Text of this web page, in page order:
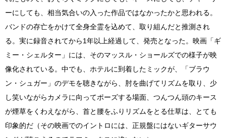
ーにしても、相当気合いの入った作品ではなかったかと思われる。
バンドの存亡をかけて全身全霊を込めて、取り組んだと推測され
る。実に録音されてから1年以上経過して、発売となった。映画「ギ
ミー・シェルター」には、そのマッスル・ショールズでの様子が映
像化されている。中でも、ホテルに到着したミックが、「ブラウ
ン・シュガー」のデモを聴きながら、肘を曲げてリズムを取り、少
し笑いながらカメラに向ってポーズする場面、つんつん頭のキース
が煙草をくわえながら、首と腰をふりリズムをとる仕草は、とても
印象的だ（その映画でのイントロには、正規盤にはないギターサウ